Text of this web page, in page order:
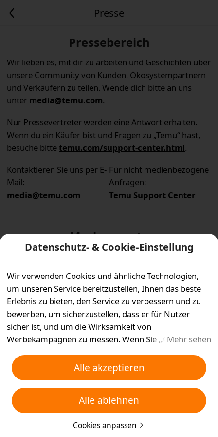
Presse
Pressebereich
Wir lieben es, mit dir zu arbeiten und Geschichten über
unsere Community von Kunden, Ökosystempartnern
und Verkäufern zu teilen. Wende dich bitte an uns
unter media@temu.com.
Nur Pressevertreter werden eine Antwort erhalten.
Wenn du ein Käufer bist und Fragen zu „Temu“ hast,
besuche bittetemu.com/support-center.html.
Kontaktieren Sie uns per E-
Mail:
media@temu.com
Für nicht medienbezogene
Anfragen:
Temu Support Center
Markenwerte
Datenschutz- & Cookie-Einstellung
Wir verwenden Cookies und ähnliche Technologien,
um unseren Service bereitzustellen, Ihnen das beste
Erlebnis zu bieten, den Service zu verbessern und zu
bewerben, um sicherzustellen, dass er für Nutzer
sicher ist, und um die Wirksamkeit von
Werbekampagnen zu messen. Wenn Sie „Alle
die Partner, mit denen wir zusammenarbeiten, Cookies
und ähnliche Technologien für Werbezwecke auf
Ihrem Gerät speichern. Alternativ können Sie auch
über „Alle ablehnen“ nicht notwendige Cookies
ablehnen oder auswählen, welche Arten von Cookies
Sie akzeptieren oder deaktivieren möchten, indem Sie
Mehr sehen
Alle akzeptieren
Alle ablehnen
Cookies anpassen